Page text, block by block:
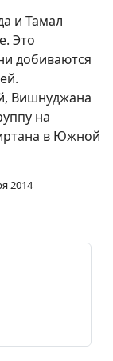
и Тамал
Это
добиваются
Вишнуджана
на
в Южной
2014